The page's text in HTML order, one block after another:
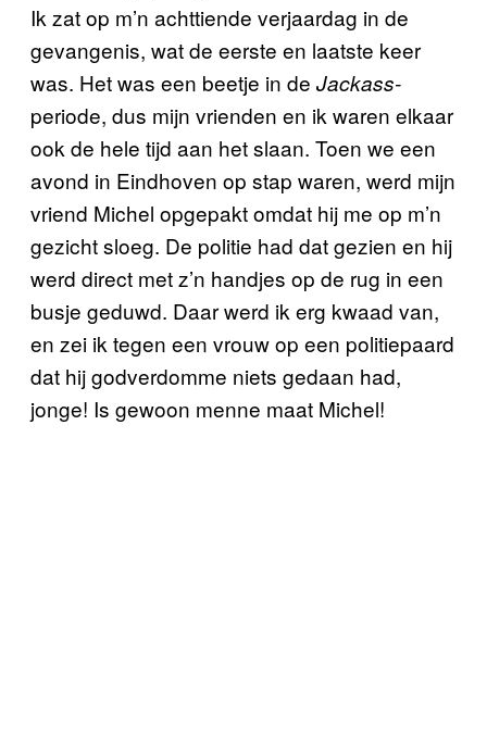
Ik zat op m’n achttiende verjaardag in de
gevangenis, wat de eerste en laatste keer
was. Het was een beetje in de Jackass-
periode, dus mijn vrienden en ik waren elkaar
ook de hele tijd aan het slaan. Toen we een
avond in Eindhoven op stap waren, werd mijn
vriend Michel opgepakt omdat hij me op m’n
gezicht sloeg. De politie had dat gezien en hij
werd direct met z’n handjes op de rug in een
busje geduwd. Daar werd ik erg kwaad van,
en zei ik tegen een vrouw op een politiepaard
dat hij godverdomme niets gedaan had,
jonge! Is gewoon menne maat Michel!